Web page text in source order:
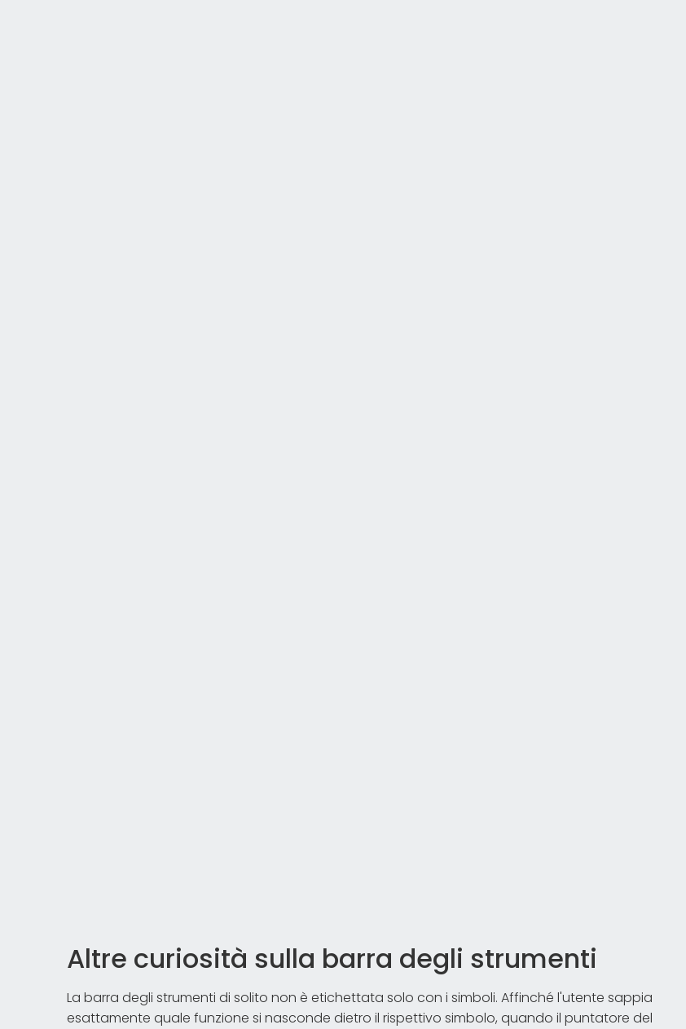
Altre curiosità sulla barra degli strumenti
La barra degli strumenti di solito non è etichettata solo con i simboli. Affinché l'utente sappia
esattamente quale funzione si nasconde dietro il rispettivo simbolo, quando il puntatore del